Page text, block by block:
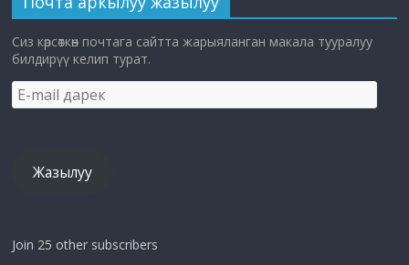
Сиз көрсөткөн почтага сайтта жарыяланган макала тууралуу
билдирүү келип турат.
E-
mail
Жазылуу
Join 25 other subscribers